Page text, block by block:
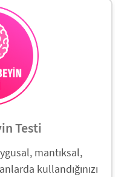
Testi
mantıksal,
kullandığınızı